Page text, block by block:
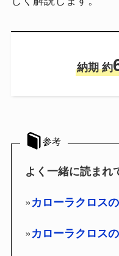
納期 約
参考
よく一緒に読まれ
»カローラクロス
»カローラクロス